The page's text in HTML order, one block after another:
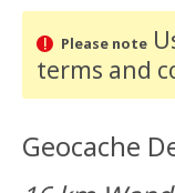
Please note
terms and
Geocache